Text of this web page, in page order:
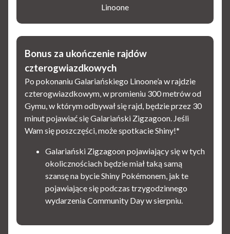
Linoone
Bonus za ukończenie rajdów
czterogwiazdkowych
Po pokonaniu Galariańskiego Linoone’a w rajdzie
czterogwiazdkowym, w promieniu 300 metrów od
Gymu, w którym odbywał się rajd, będzie przez 30
minut pojawiać się Galariański Zigzagoon. Jeśli
Wam się poszczęści, może spotkacie Shiny!*
Galariański Zigzagoon pojawiający się w tych
okolicznościach będzie miał taką samą
szansę na bycie Shiny Pokémonem, jak te
pojawiające się podczas trzygodzinnego
wydarzenia Community Day w sierpniu.